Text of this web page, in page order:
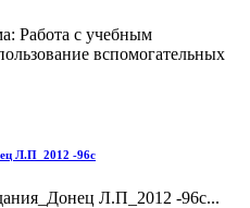
Работа с учебным
вспомогательных
Л.П_2012 -96с
Л.П_2012 -96с...